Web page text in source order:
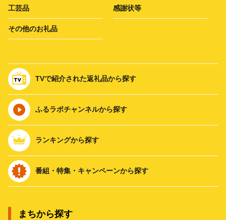
工芸品 感謝状等
その他のお礼品
TVで紹介された返礼品から探す
ふるラボチャンネルから探す
ランキングから探す
番組・特集・キャンペーンから探す
まちから探す